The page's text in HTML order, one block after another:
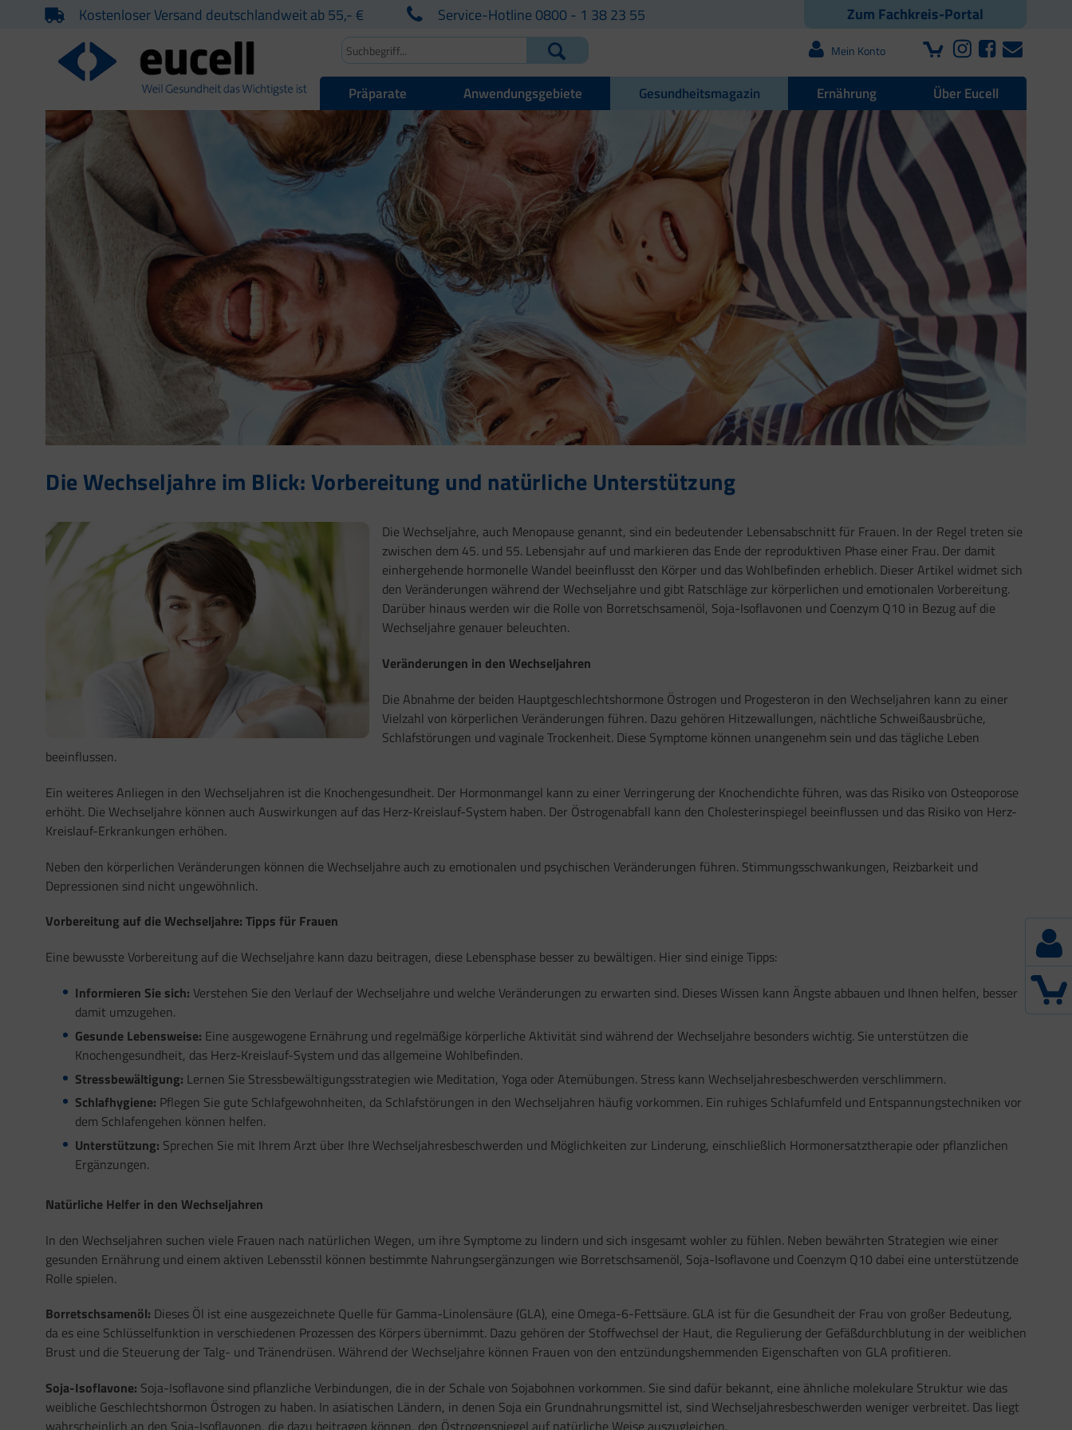
Zum Fachkreis-Portal
Kostenloser Versand deutschlandweit ab 55,- € Service-Hotline 0800 - 1 38 23 55
Mein Konto
Präparate Anwendungsgebiete Gesundheitsmagazin Ernährung Über Eucell
Die Wechseljahre im Blick: Vorbereitung und natürliche Unterstützung
Die Wechseljahre, auch Menopause genannt, sind ein bedeutender Lebensabschnitt für Frauen. In der Regel treten sie
zwischen dem 45. und 55. Lebensjahr auf und markieren das Ende der reproduktiven Phase einer Frau. Der damit
einhergehende hormonelle Wandel beeinflusst den Körper und das Wohlbefinden erheblich. Dieser Artikel widmet sich
den Veränderungen während der Wechseljahre und gibt Ratschläge zur körperlichen und emotionalen Vorbereitung.
Darüber hinaus werden wir die Rolle von Borretschsamenöl, Soja-Isoflavonen und Coenzym Q10 in Bezug auf die
Wechseljahre genauer beleuchten.
Veränderungen in den Wechseljahren
Die Abnahme der beiden Hauptgeschlechtshormone Östrogen und Progesteron in den Wechseljahren kann zu einer
Vielzahl von körperlichen Veränderungen führen. Dazu gehören Hitzewallungen, nächtliche Schweißausbrüche,
Schlafstörungen und vaginale Trockenheit. Diese Symptome können unangenehm sein und das tägliche Leben
beeinflussen.
Ein weiteres Anliegen in den Wechseljahren ist die Knochengesundheit. Der Hormonmangel kann zu einer Verringerung der Knochendichte führen, was das Risiko von Osteoporose
erhöht. Die Wechseljahre können auch Auswirkungen auf das Herz-Kreislauf-System haben. Der Östrogenabfall kann den Cholesterinspiegel beeinflussen und das Risiko von Herz-
Kreislauf-Erkrankungen erhöhen.
Neben den körperlichen Veränderungen können die Wechseljahre auch zu emotionalen und psychischen Veränderungen führen. Stimmungsschwankungen, Reizbarkeit und
Depressionen sind nicht ungewöhnlich.
Vorbereitung auf die Wechseljahre: Tipps für Frauen
Eine bewusste Vorbereitung auf die Wechseljahre kann dazu beitragen, diese Lebensphase besser zu bewältigen. Hier sind einige Tipps:
Informieren Sie sich: Verstehen Sie den Verlauf der Wechseljahre und welche Veränderungen zu erwarten sind. Dieses Wissen kann Ängste abbauen und Ihnen helfen, besser
damit umzugehen.
Gesunde Lebensweise: Eine ausgewogene Ernährung und regelmäßige körperliche Aktivität sind während der Wechseljahre besonders wichtig. Sie unterstützen die
Knochengesundheit, das Herz-Kreislauf-System und das allgemeine Wohlbefinden.
Stressbewältigung: Lernen Sie Stressbewältigungsstrategien wie Meditation, Yoga oder Atemübungen. Stress kann Wechseljahresbeschwerden verschlimmern.
Schlafhygiene: Pflegen Sie gute Schlafgewohnheiten, da Schlafstörungen in den Wechseljahren häufig vorkommen. Ein ruhiges Schlafumfeld und Entspannungstechniken vor
dem Schlafengehen können helfen.
Unterstützung: Sprechen Sie mit Ihrem Arzt über Ihre Wechseljahresbeschwerden und Möglichkeiten zur Linderung, einschließlich Hormonersatztherapie oder pflanzlichen
Ergänzungen.
Natürliche Helfer in den Wechseljahren
In den Wechseljahren suchen viele Frauen nach natürlichen Wegen, um ihre Symptome zu lindern und sich insgesamt wohler zu fühlen. Neben bewährten Strategien wie einer
gesunden Ernährung und einem aktiven Lebensstil können bestimmte Nahrungsergänzungen wie Borretschsamenöl, Soja-Isoflavone und Coenzym Q10 dabei eine unterstützende
Rolle spielen.
Borretschsamenöl: Dieses Öl ist eine ausgezeichnete Quelle für Gamma-Linolensäure (GLA), eine Omega-6-Fettsäure. GLA ist für die Gesundheit der Frau von großer Bedeutung,
da es eine Schlüsselfunktion in verschiedenen Prozessen des Körpers übernimmt. Dazu gehören der Stoffwechsel der Haut, die Regulierung der Gefäßdurchblutung in der weiblichen
Brust und die Steuerung der Talg- und Tränendrüsen. Während der Wechseljahre können Frauen von den entzündungshemmenden Eigenschaften von GLA profitieren.
Soja-Isoflavone: Soja-Isoflavone sind pflanzliche Verbindungen, die in der Schale von Sojabohnen vorkommen. Sie sind dafür bekannt, eine ähnliche molekulare Struktur wie das
weibliche Geschlechtshormon Östrogen zu haben. In asiatischen Ländern, in denen Soja ein Grundnahrungsmittel ist, sind Wechseljahresbeschwerden weniger verbreitet. Das liegt
wahrscheinlich an den Soja-Isoflavonen, die dazu beitragen können, den Östrogenspiegel auf natürliche Weise auszugleichen.